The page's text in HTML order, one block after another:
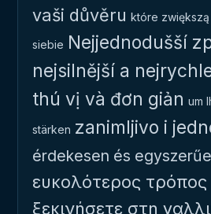
vaši důvěru które
siebie Nejjednodušší
nejsilnější a
thú vị và đơn giản um
stärken zanimljivo i
érdekesen és
ευκολότερος τρόπος
ξεκινήσετε στη